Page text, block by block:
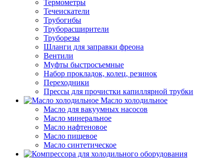
Термометры
Течеискатели
Трубогибы
Труборасширители
Труборезы
Шланги для заправки фреона
Вентили
Муфты быстросъемные
Набор прокладок, колец, резинок
Переходники
Прессы для прочистки капиллярной трубки
Масло холодильное
Масло для вакуумных насосов
Масло минеральное
Масло нафтеновое
Масло пищевое
Масло синтетическое